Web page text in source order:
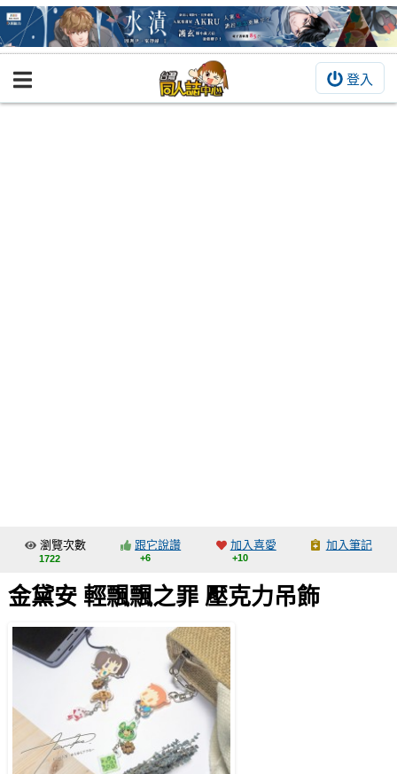
登入
BOOKY書集倉庫
交流中心
攤位轉讓區
會員中心
註冊會員
登入
瀏覽次數
1722
跟它說讚
+6
加入喜愛
+10
加入筆記
金黛安 輕飄飄之罪 壓克力吊飾